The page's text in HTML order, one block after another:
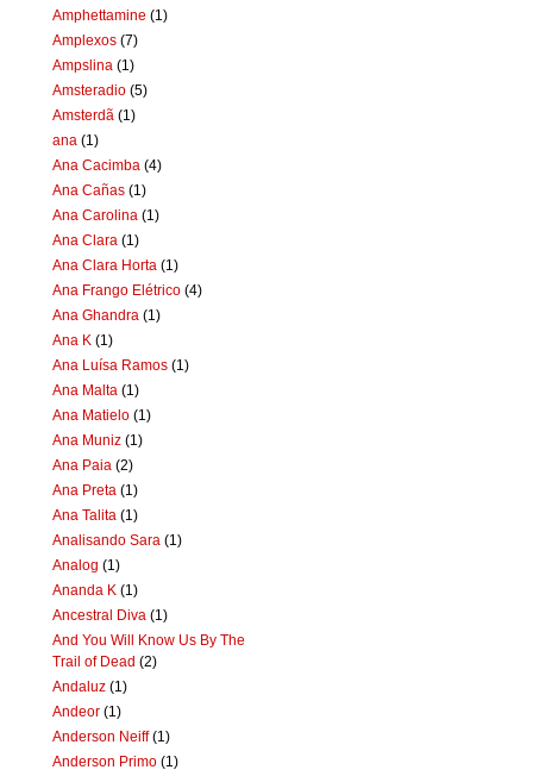
Amphettamine (1)
Amplexos (7)
Ampslina (1)
Amsteradio (5)
Amsterdã (1)
ana (1)
Ana Cacimba (4)
Ana Cañas (1)
Ana Carolina (1)
Ana Clara (1)
Ana Clara Horta (1)
Ana Frango Elétrico (4)
Ana Ghandra (1)
Ana K (1)
Ana Luísa Ramos (1)
Ana Malta (1)
Ana Matielo (1)
Ana Muniz (1)
Ana Paia (2)
Ana Preta (1)
Ana Talita (1)
Analisando Sara (1)
Analog (1)
Ananda K (1)
Ancestral Diva (1)
And You Will Know Us By The
Trail of Dead (2)
Andaluz (1)
Andeor (1)
Anderson Neiff (1)
Anderson Primo (1)